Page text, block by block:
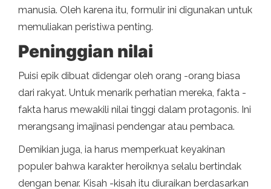
manusia. Oleh karena itu, formulir ini digunakan untuk
memuliakan peristiwa penting.
Peninggian nilai
Puisi epik dibuat didengar oleh orang -orang biasa
dari rakyat. Untuk menarik perhatian mereka, fakta -
fakta harus mewakili nilai tinggi dalam protagonis. Ini
merangsang imajinasi pendengar atau pembaca.
Demikian juga, ia harus memperkuat keyakinan
populer bahwa karakter heroiknya selalu bertindak
dengan benar. Kisah -kisah itu diuraikan berdasarkan